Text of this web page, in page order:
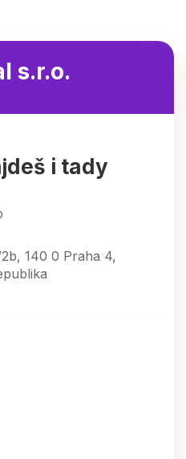
s.r.o.
i tady
140 0 Praha 4,